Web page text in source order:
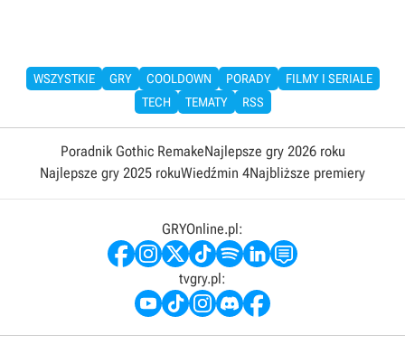
WSZYSTKIE GRY COOLDOWN PORADY
FILMY I SERIALE
TECH
TEMATY RSS
Poradnik Gothic RemakeNajlepsze gry 2026 roku
Najlepsze gry 2025 rokuWiedźmin 4Najbliższe premiery
GRYOnline.pl:
tvgry.pl: